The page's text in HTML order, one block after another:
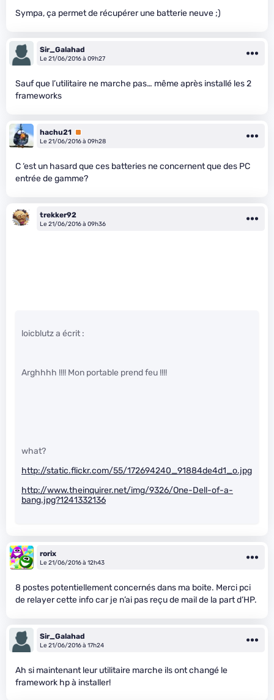
Sympa, ça permet de récupérer une batterie neuve ;)
Sir_Galahad
Le 21/06/2016 à 09h27
Sauf que l’utilitaire ne marche pas… même après installé les 2
frameworks
hachu21 Premium
Le 21/06/2016 à 09h28
C ‘est un hasard que ces batteries ne concernent que des PC
entrée de gamme?
trekker92
Le 21/06/2016 à 09h36
loicblutz a écrit :
Arghhhh !!!! Mon portable prend feu !!!!
what?
http://static.flickr.com/55/172694240_91884de4d1_o.jpg
http://www.theinquirer.net/img/9326/One-Dell-of-a-
bang.jpg?1241332136
rorix
Le 21/06/2016 à 12h43
8 postes potentiellement concernés dans ma boite. Merci pci
de relayer cette info car je n’ai pas reçu de mail de la part d’HP.
Sir_Galahad
Le 21/06/2016 à 17h24
Ah si maintenant leur utilitaire marche ils ont changé le
framework hp à installer!